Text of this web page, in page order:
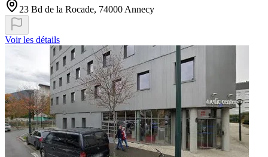
23 Bd de la Rocade, 74000 Annecy
Voir les détails